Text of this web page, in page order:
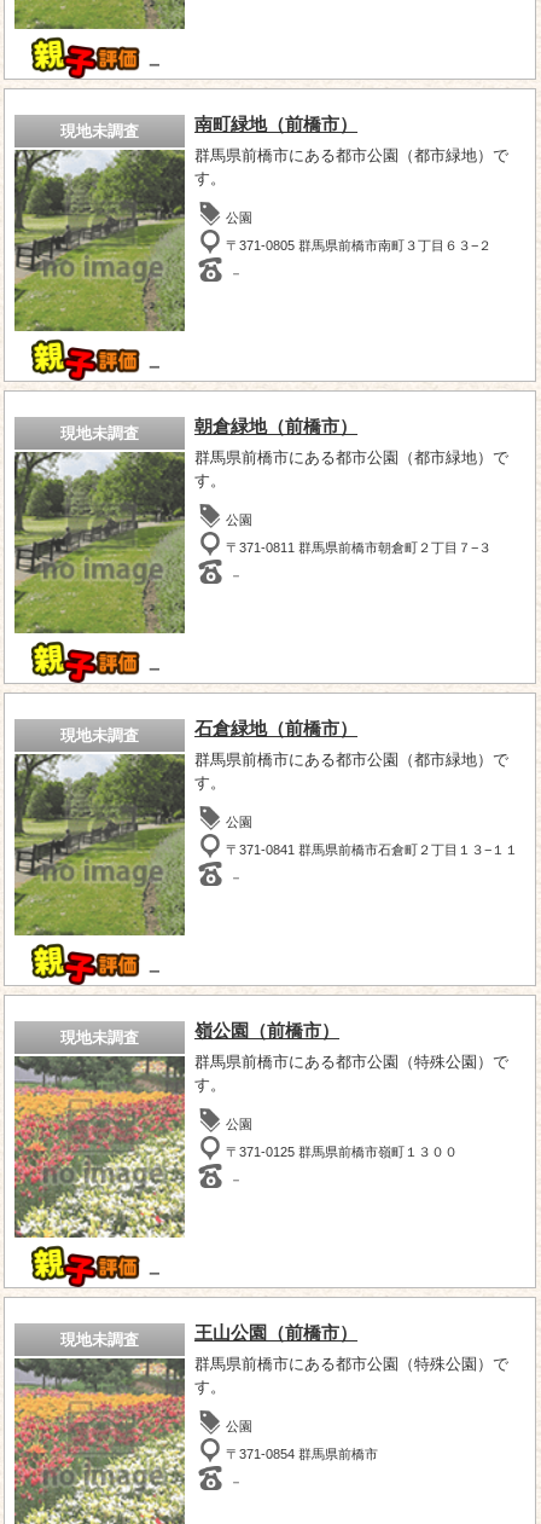
－
現地未調査
－
南町緑地（前橋市）
群馬県前橋市にある都市公園（都市緑地）で
す。
公園
〒371-0805 群馬県前橋市南町３丁目６３−２
－
現地未調査
－
朝倉緑地（前橋市）
群馬県前橋市にある都市公園（都市緑地）で
す。
公園
〒371-0811 群馬県前橋市朝倉町２丁目７−３
－
現地未調査
－
石倉緑地（前橋市）
群馬県前橋市にある都市公園（都市緑地）で
す。
公園
〒371-0841 群馬県前橋市石倉町２丁目１３−１１
－
現地未調査
－
嶺公園（前橋市）
群馬県前橋市にある都市公園（特殊公園）で
す。
公園
〒371-0125 群馬県前橋市嶺町１３００
－
現地未調査 王山公園（前橋市）
群馬県前橋市にある都市公園（特殊公園）で
す。
公園
〒371-0854 群馬県前橋市
－